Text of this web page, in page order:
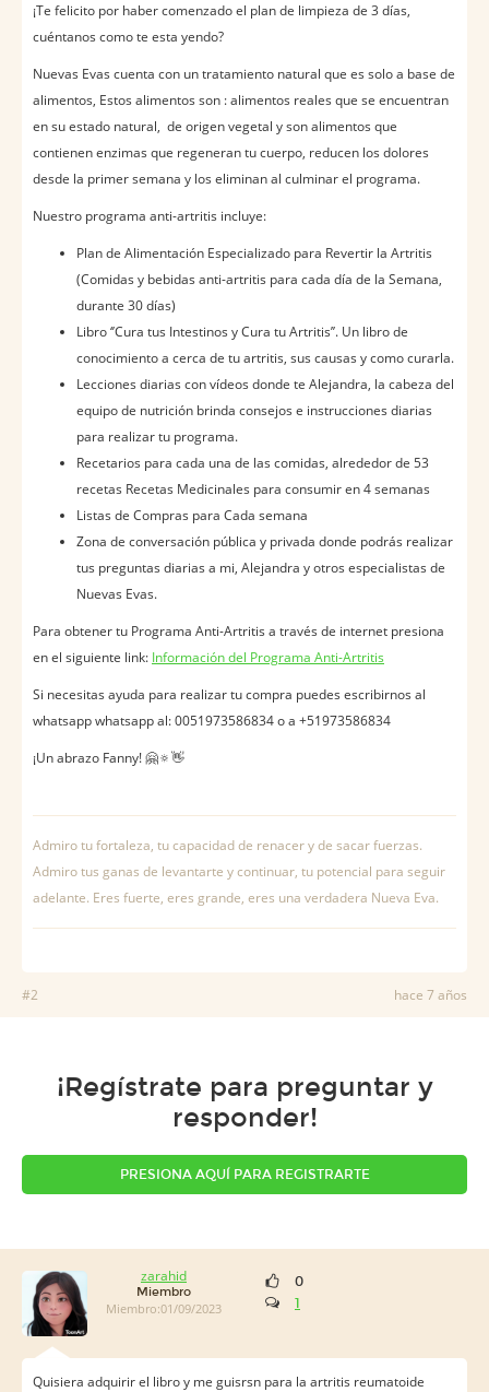
¡Te felicito por haber comenzado el plan de limpieza de 3 días,
cuéntanos como te esta yendo?
Nuevas Evas cuenta con un tratamiento natural que es solo a base de
alimentos, Estos alimentos son : alimentos reales que se encuentran
en su estado natural, de origen vegetal y son alimentos que
contienen enzimas que regeneran tu cuerpo, reducen los dolores
desde la primer semana y los eliminan al culminar el programa.
Nuestro programa anti-artritis incluye:
Plan de Alimentación Especializado para Revertir la Artritis
(Comidas y bebidas anti-artritis para cada día de la Semana,
durante 30 días)
Libro ‘’Cura tus Intestinos y Cura tu Artritis’’. Un libro de
conocimiento a cerca de tu artritis, sus causas y como curarla.
Lecciones diarias con vídeos donde te Alejandra, la cabeza del
equipo de nutrición brinda consejos e instrucciones diarias
para realizar tu programa.
Recetarios para cada una de las comidas, alrededor de 53
recetas Recetas Medicinales para consumir en 4 semanas
Listas de Compras para Cada semana
Zona de conversación pública y privada donde podrás realizar
tus preguntas diarias a mi, Alejandra y otros especialistas de
Nuevas Evas.
Para obtener tu Programa Anti-Artritis a través de internet presiona
en el siguiente link: Información del Programa Anti-Artritis
Si necesitas ayuda para realizar tu compra puedes escribirnos al
whatsapp whatsapp al: 0051973586834 o a +51973586834
¡Un abrazo Fanny! 🤗🔅👋
Admiro tu fortaleza, tu capacidad de renacer y de sacar fuerzas.
Admiro tus ganas de levantarte y continuar, tu potencial para seguir
adelante. Eres fuerte, eres grande, eres una verdadera Nueva Eva.
#2 hace 7 años
¡Regístrate para preguntar y
responder!
PRESIONA AQUÍ PARA REGISTRARTE
zarahid
Miembro
Miembro:01/09/2023
0
1
Quisiera adquirir el libro y me guisrsn para la artritis reumatoide